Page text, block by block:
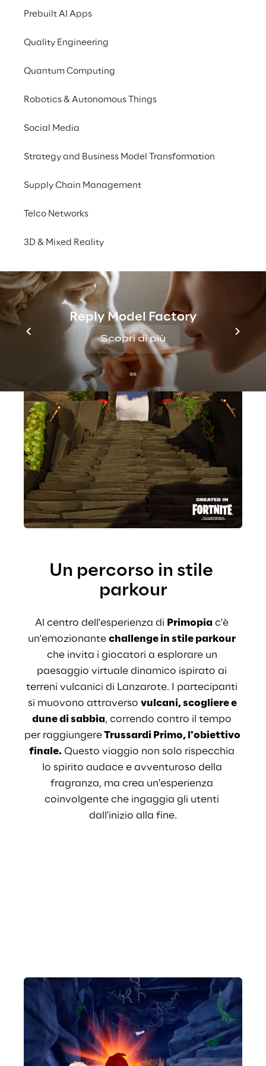
Prebuilt AI Apps
Quality Engineering
Quantum Computing
Robotics & Autonomous Things
Social Media
Strategy and Business Model Transformation
Supply Chain Management
Telco Networks
3D & Mixed Reality
Reply Model Factory
Scopri di più
questo mondo immersivo
riflette l'identità audace
Trussardi Primo.
personalizzato
Xister Reply ha creato uno spazio
promuovendo efficacemente sia la
attraverso un ambiente 3D completamente
brandizzato.
Un percorso in stile
parkour
Al centro dell'esperienza di Primopia c'è
un'emozionante challenge in stile parkour
che invita i giocatori a esplorare un
paesaggio virtuale dinamico ispirato ai
terreni vulcanici di Lanzarote. I partecipanti
si muovono attraverso vulcani, scogliere e
dune di sabbia, correndo contro il tempo
per raggiungere Trussardi Primo, l'obiettivo
finale. Questo viaggio non solo rispecchia
lo spirito audace e avventuroso della
fragranza, ma crea un'esperienza
coinvolgente che ingaggia gli utenti
dall'inizio alla fine.